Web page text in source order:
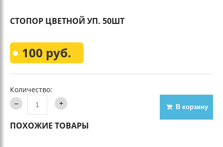
СТОПОР ЦВЕТНОЙ УП. 50ШТ
100 руб.
Количество:
В корзину
ПОХОЖИЕ ТОВАРЫ